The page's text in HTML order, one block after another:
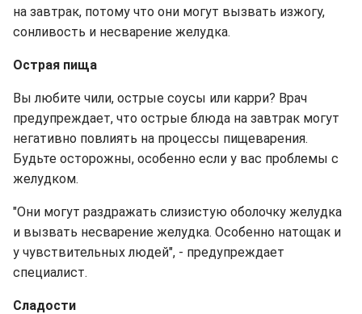
на завтрак, потому что они могут вызвать изжогу,
сонливость и несварение желудка.
Острая пища
Вы любите чили, острые соусы или карри? Врач
предупреждает, что острые блюда на завтрак могут
негативно повлиять на процессы пищеварения.
Будьте осторожны, особенно если у вас проблемы с
желудком.
"Они могут раздражать слизистую оболочку желудка
и вызвать несварение желудка. Особенно натощак и
у чувствительных людей", - предупреждает
специалист.
Сладости